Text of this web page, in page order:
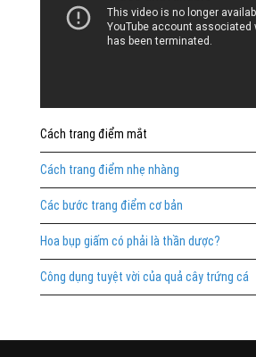
Cách trang điểm mắt
Cách trang điểm nhẹ nhàng
Các bước trang điểm cơ bản
Hoa bụp giấm có phải là thần dược?
Công dụng tuyệt vời của quả cây trứng cá